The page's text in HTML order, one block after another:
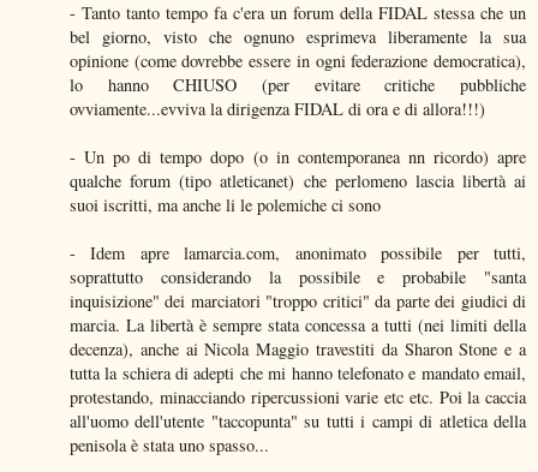
- Tanto tanto tempo fa c'era un forum della FIDAL stessa che un
bel giorno, visto che ognuno esprimeva liberamente la sua
opinione (come dovrebbe essere in ogni federazione democratica),
lo hanno CHIUSO (per evitare critiche pubbliche
ovviamente...evviva la dirigenza FIDAL di ora e di allora!!!)
- Un po di tempo dopo (o in contemporanea nn ricordo) apre
qualche forum (tipo atleticanet) che perlomeno lascia libertà ai
suoi iscritti, ma anche li le polemiche ci sono
- Idem apre lamarcia.com, anonimato possibile per tutti,
soprattutto considerando la possibile e probabile "santa
inquisizione" dei marciatori "troppo critici" da parte dei giudici di
marcia. La libertà è sempre stata concessa a tutti (nei limiti della
decenza), anche ai Nicola Maggio travestiti da Sharon Stone e a
tutta la schiera di adepti che mi hanno telefonato e mandato email,
protestando, minacciando ripercussioni varie etc etc. Poi la caccia
all'uomo dell'utente "taccopunta" su tutti i campi di atletica della
penisola è stata uno spasso...